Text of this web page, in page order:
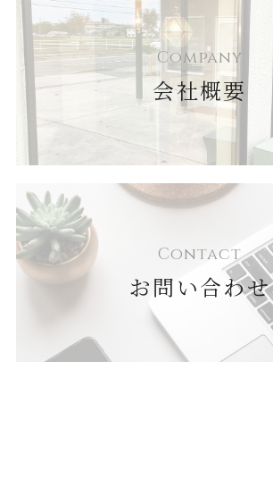
Company
会社概要
Contact
お問い合わせ